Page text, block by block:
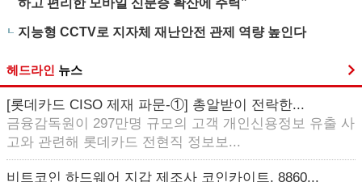
하고 편리한 모바일 신분증 확산에 주력”
지능형 CCTV로 지자체 재난안전 관제 역량 높인다
헤드라인 뉴스
[롯데카드 CISO 제재 파문-①] 총알받이 전락한...
금융감독원이 297만명 규모의 고객 개인신용정보 유출 사
고와 관련해 롯데카드 전현직 정보보...
비트코인 하드웨어 지갑 제조사 코인카이트, 8860...